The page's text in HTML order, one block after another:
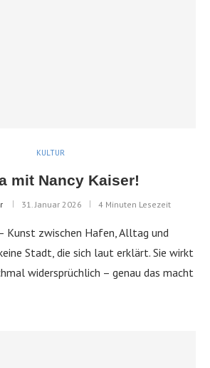
KULTUR
mit Nancy Kaiser!
31. Januar 2026 4 Minuten Lesezeit
Kunst zwischen Hafen, Alltag und
Stadt, die sich laut erklärt. Sie wirkt
widersprüchlich – genau das macht